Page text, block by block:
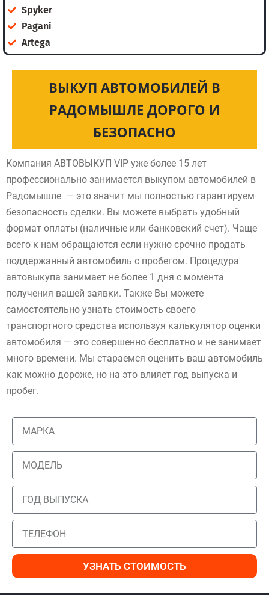
Spyker
Pagani
Artega
ВЫКУП АВТОМОБИЛЕЙ В
РАДОМЫШЛЕ ДОРОГО И
БЕЗОПАСНО
Компания АВТОВЫКУП VIP уже более 15 лет
профессионально занимается выкупом автомобилей в
Радомышле — это значит мы полностью гарантируем
безопасность сделки. Вы можете выбрать удобный
формат оплаты (наличные или банковский счет). Чаще
всего к нам обращаются если нужно срочно продать
поддержанный автомобиль с пробегом. Процедура
автовыкупа занимает не более 1 дня с момента
получения вашей заявки. Также Вы можете
самостоятельно узнать стоимость своего
транспортного средства используя калькулятор оценки
автомобиля — это совершенно бесплатно и не занимает
много времени. Мы стараемся оценить ваш автомобиль
как можно дороже, но на это влияет год выпуска и
пробег.
УЗНАТЬ СТОИМОСТЬ